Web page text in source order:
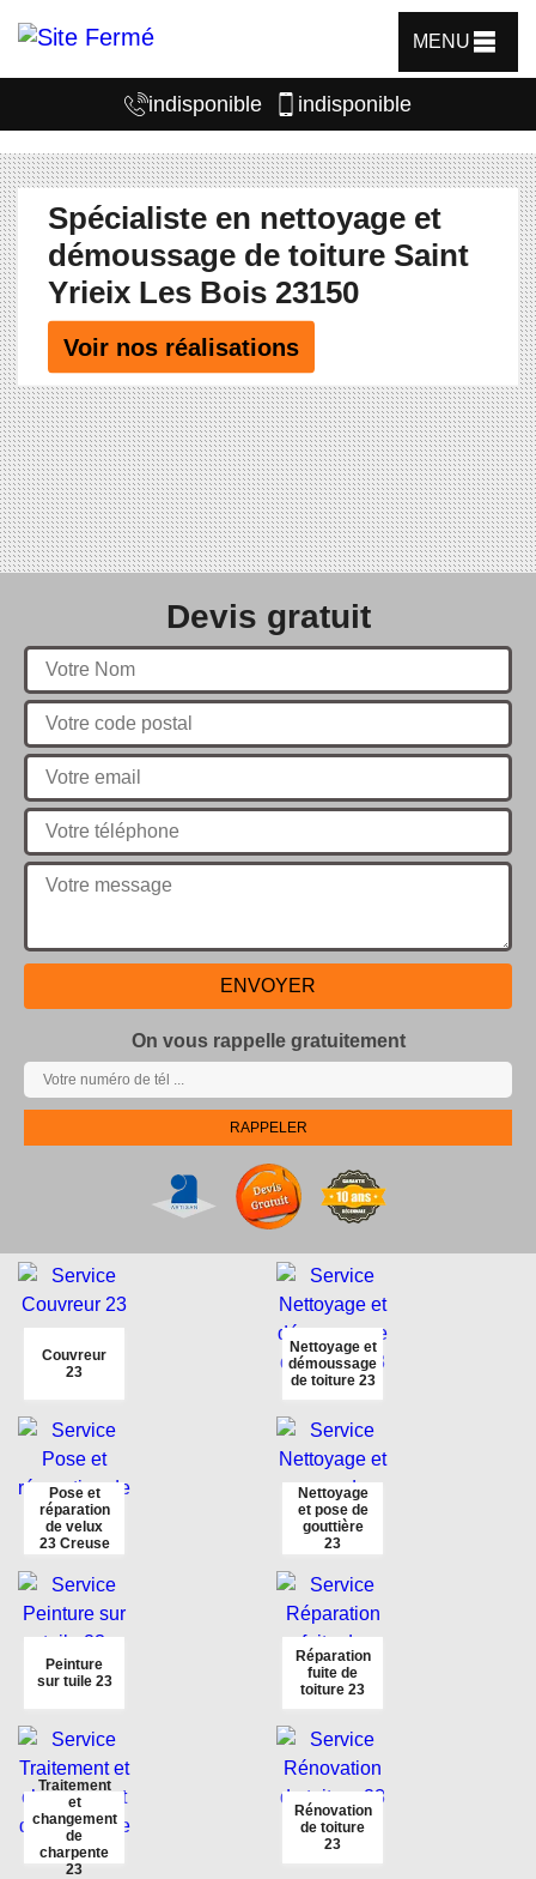
MENU
indisponible indisponible
Spécialiste en nettoyage et
démoussage de toiture Saint
Yrieix Les Bois 23150
Voir nos réalisations
Devis gratuit
On vous rappelle gratuitement
Couvreur
23
Nettoyage et
démoussage
de toiture 23
Pose et
réparation
de velux
23 Creuse
Nettoyage
et pose de
gouttière
23
Peinture
sur tuile 23
Réparation
fuite de
toiture 23
Traitement
et
changement
de
charpente
23
Rénovation
de toiture
23